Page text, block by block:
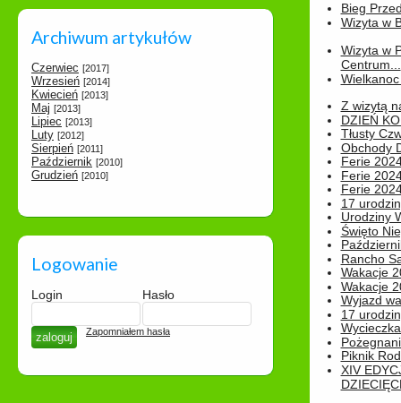
Archiwum artykułów
Czerwiec [2017]
Wrzesień [2014]
Kwiecień [2013]
Maj [2013]
Lipiec [2013]
Luty [2012]
Sierpień [2011]
Październik [2010]
Grudzień [2010]
Logowanie
Login Hasło
Zapomniałem hasła
Bieg
Wizyta w
Wizyta w
Centrum...
Z wizytą
DZIEŃ
Tłusty
Obchody
Ferie
Ferie
Ferie
17
Urodziny
Święto
Rancho
Wakacje
Wakacje
Wyjazd
17
Piknik
XIV